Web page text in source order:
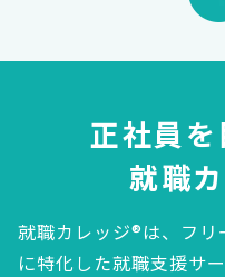
正社員を
就職
就職カレッジ®は、フ
に特化した就職支援サー